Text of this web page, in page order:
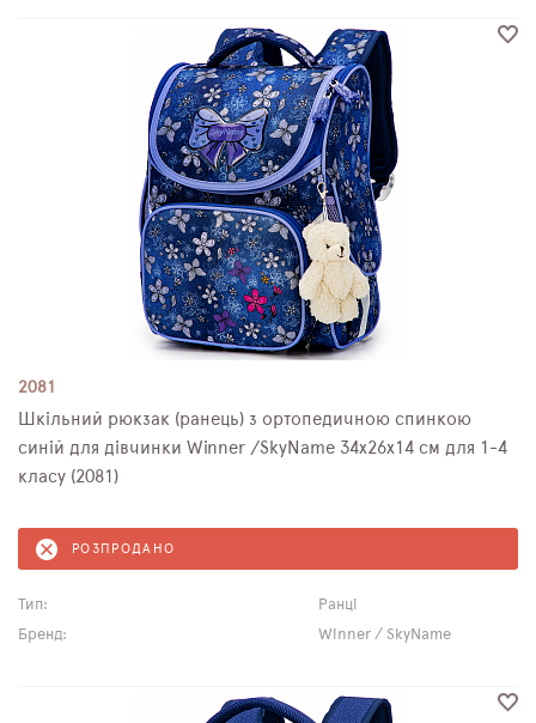
2081
Шкільний рюкзак (ранець) з ортопедичною спинкою
синій для дівчинки Winner /SkyName 34х26х14 см для 1-4
класу (2081)
РОЗПРОДАНО
Тип:
Ранці
Бренд:
Winner / SkyName